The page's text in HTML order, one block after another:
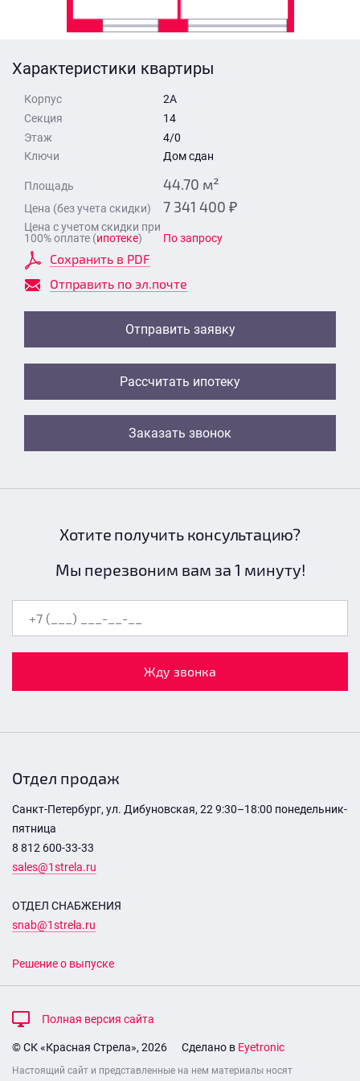
Характеристики квартиры
Корпус
2А
Секция
14
Этаж
4/0
Ключи
Дом сдан
Площадь 44.70 м²
Цена (без учета скидки) 7 341 400 ₽
Цена с учетом скидки при
100% оплате (ипотеке) По запросу
Сохранить в PDF
Отправить по эл.почте
Отправить заявку
Рассчитать ипотеку
Заказать звонок
Отправить
Отправить
Отправить
Хотите получить консультацию?
Мы перезвоним вам за 1 минуту!
Жду звонка
Отдел продаж
Санкт-Петербург, ул. Дибуновская, 22 9:30–18:00 понедельник-
пятница
8 812 600-33-33
sales@1strela.ru
ОТДЕЛ СНАБЖЕНИЯ
snab@1strela.ru
Решение о выпуске
Полная версия сайта
© СК «Красная Стрела», 2026 Сделано в Eyetronic
Настоящий сайт и представленные на нем материалы носят